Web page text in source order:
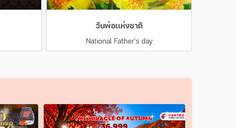
วันพ่อเเห่งชาติ
National Father's day